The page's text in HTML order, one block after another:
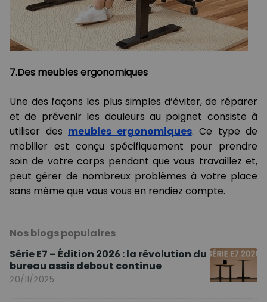
7.Des meubles ergonomiques
Une des façons les plus simples d’éviter, de réparer
et de prévenir les douleurs au poignet consiste à
utiliser des meubles ergonomiques. Ce type de
mobilier est conçu spécifiquement pour prendre
soin de votre corps pendant que vous travaillez et,
peut gérer de nombreux problèmes à votre place
sans même que vous vous en rendiez compte.
Nos blogs populaires
Série E7 – Édition 2026 : la révolution du
bureau assis debout continue
20/11/2025